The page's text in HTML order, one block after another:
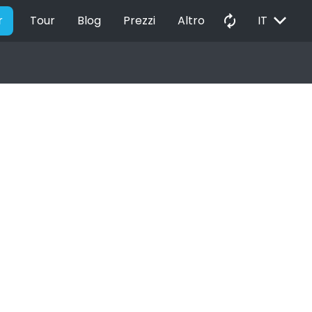
Tour Blog Prezzi Altro autorenew IT EXPAND_MORE